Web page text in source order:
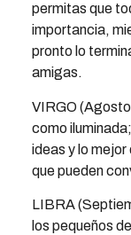
permitas que
importancia,
pronto lo
amigas.
VIRGO
como
ideas y lo
que pueden
LIBRA
los pequeños